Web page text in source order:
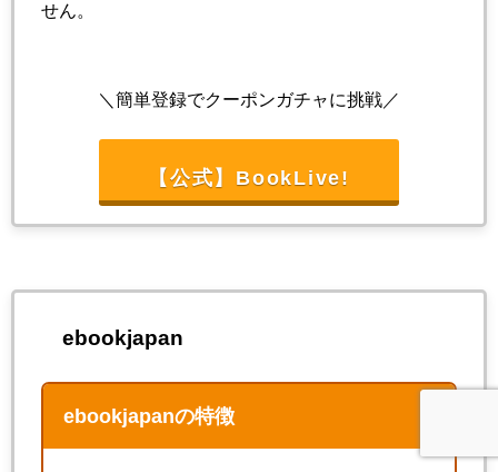
せん。
＼簡単登録でクーポンガチャに挑戦／
【公式】BookLive!
ebookjapan
ebookjapanの特徴